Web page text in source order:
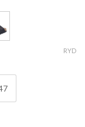
RYD